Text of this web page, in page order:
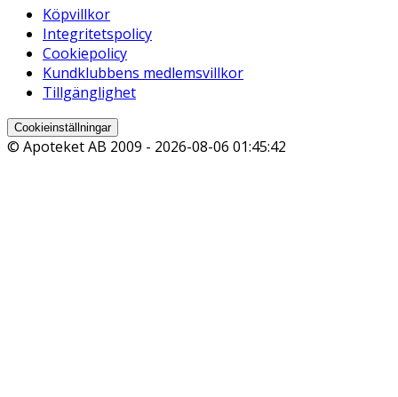
Köpvillkor
Integritetspolicy
Cookiepolicy
Kundklubbens medlemsvillkor
Tillgänglighet
Cookieinställningar
© Apoteket AB 2009 - 2026-08-06 01:45:42